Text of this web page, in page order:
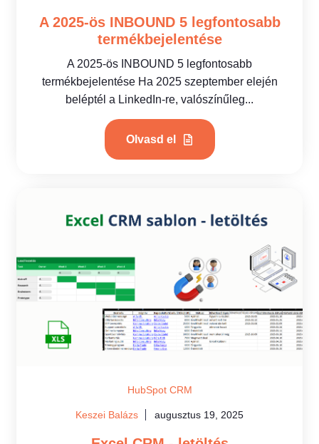
A 2025-ös INBOUND 5 legfontosabb
termékbejelentése
A 2025-ös INBOUND 5 legfontosabb
termékbejelentése Ha 2025 szeptember elején
beléptél a LinkedIn-re, valószínűleg...
Olvasd el
HubSpot CRM
Keszei Balázs augusztus 19, 2025